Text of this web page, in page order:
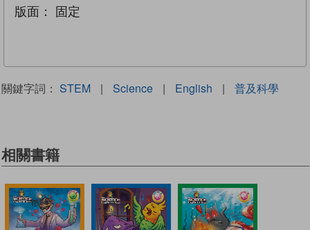
版面： 固定
關鍵字詞： STEM | Science | English | 普及科學
相關書籍